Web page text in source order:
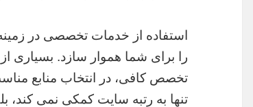
استفاده از خدمات تخصصی در
را برای شما هموار سازد. بسیاری
تخصص کافی، در انتخاب منابع
تنها به رتبه سایت کمکی نمی